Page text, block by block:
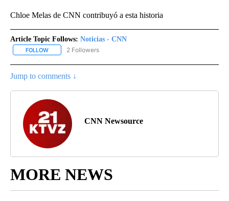
Chloe Melas de CNN contribuyó a esta historia
Article Topic Follows: Noticias - CNN
FOLLOW FOLLOW "NOTICIAS - CNN" TO RECEIVE NOTIFICATIONS ABOUT
2 Followers
Jump to comments ↓
CNN Newsource
MORE NEWS